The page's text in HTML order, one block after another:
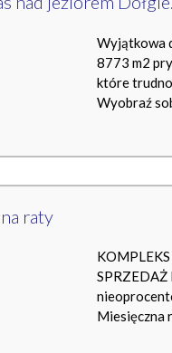
Wyjątkowa
8773 m2
które trudno
Wyobraź
raty
SPRZEDAŻ
Miesięczna